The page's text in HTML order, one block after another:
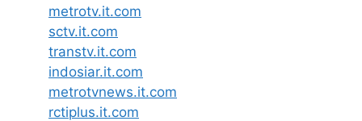
metrotv.it.com
sctv.it.com
transtv.it.com
indosiar.it.com
metrotvnews.it.com
rctiplus.it.com